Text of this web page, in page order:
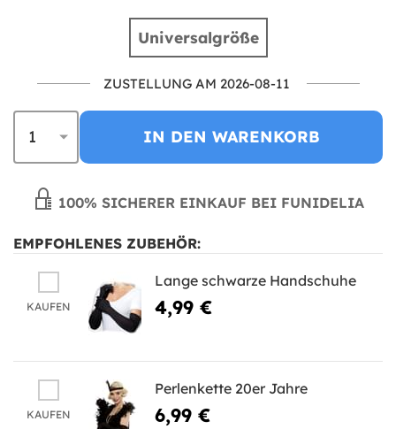
Universalgröße
ZUSTELLUNG AM 2026-08-11
IN DEN WARENKORB
100% SICHERER EINKAUF BEI FUNIDELIA
EMPFOHLENES ZUBEHÖR:
KAUFEN
Lange schwarze Handschuhe
4,99 €
KAUFEN
Perlenkette 20er Jahre
6,99 €